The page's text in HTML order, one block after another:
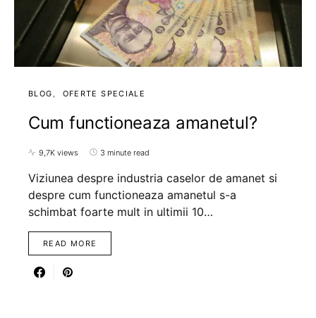
BLOG OFERTE SPECIALE
Cum functioneaza amanetul?
9,7K views 3 minute read
Viziunea despre industria caselor de amanet si
despre cum functioneaza amanetul s-a
schimbat foarte mult in ultimii 10…
READ MORE